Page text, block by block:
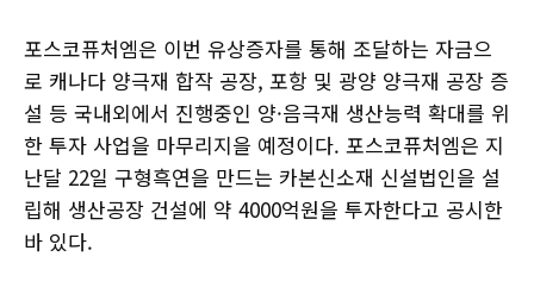
포스코퓨처엠은 이번 유상증자를 통해 조달하는 자금으
로 캐나다 양극재 합작 공장, 포항 및 광양 양극재 공장 증
설 등 국내외에서 진행중인 양·음극재 생산능력 확대를 위
한 투자 사업을 마무리지을 예정이다. 포스코퓨처엠은 지
난달 22일 구형흑연을 만드는 카본신소재 신설법인을 설
립해 생산공장 건설에 약 4000억원을 투자한다고 공시한
바 있다.